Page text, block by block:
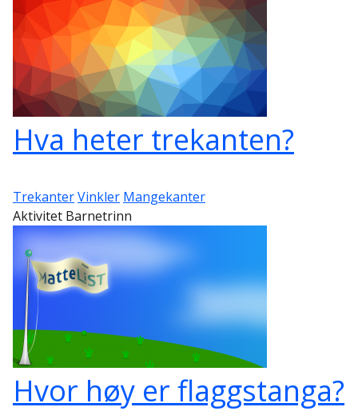
Hva heter trekanten?
TrekanterVinkler Mangekanter
Aktivitet Barnetrinn
Hvor høy er flaggstanga?